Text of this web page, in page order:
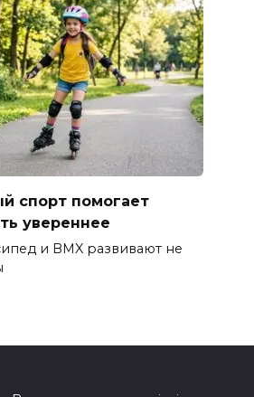
спорт помогает
увереннее
и BMX развивают не